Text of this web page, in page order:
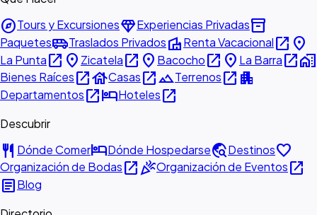
exploreTours y ExcursionesdiamondExperiencias Privadasinventory_2
Paquetesairport_shuttleTraslados PrivadosvillaRenta Vacacionalopen_in_new place
La Puntaopen_in_new place Zicatelaopen_in_new place Bacochoopen_in_new place La Barraopen_in_newhome_work
Bienes Raícesopen_in_newhouseCasasopen_in_newlandscapeTerrenosopen_in_new apartment
Departamentosopen_in_newhotelHotelesopen_in_new
Descubrir
restaurant Dónde ComerhotelDónde Hospedarsetravel_exploreDestinosfavorite
Organización de Bodasopen_in_newcelebrationOrganización de Eventosopen_in_new
articleBlog